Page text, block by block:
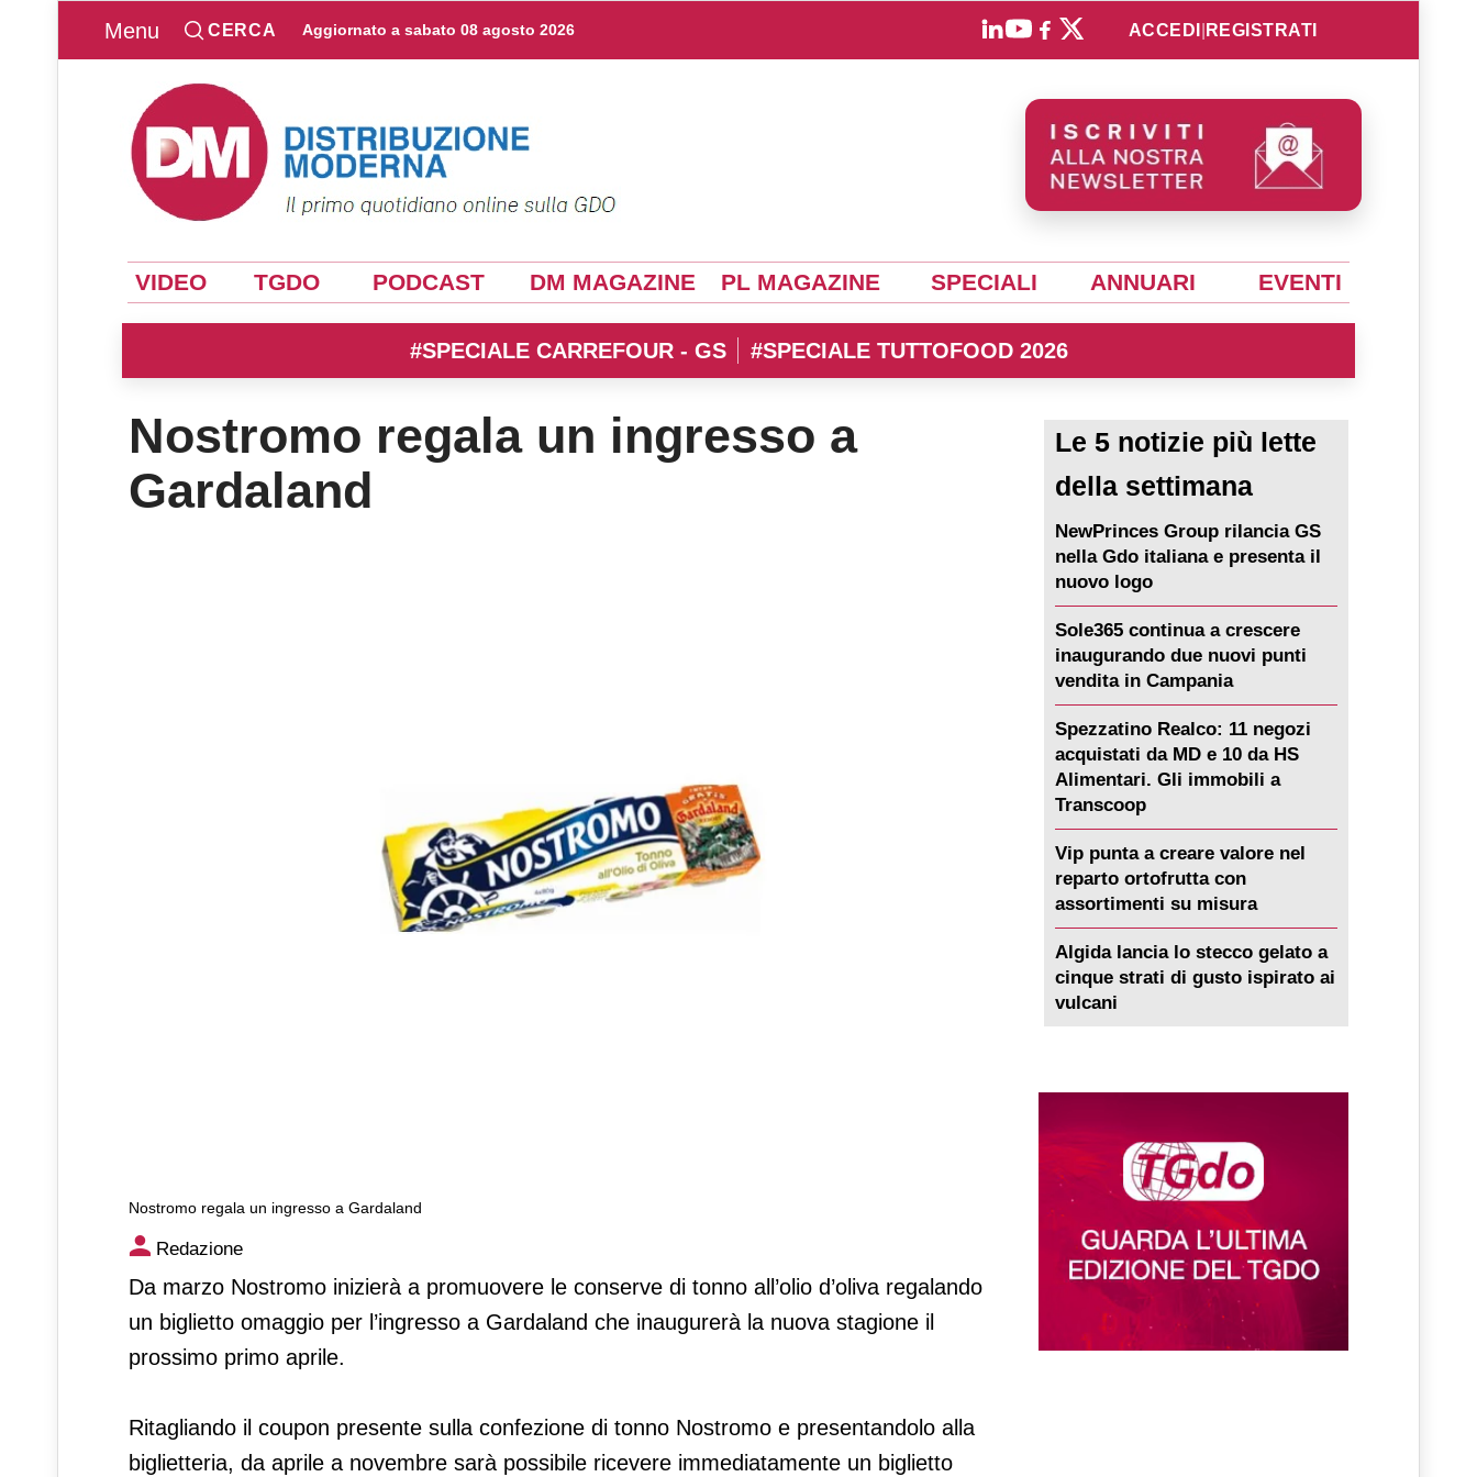
Menu CERCA Aggiornato a sabato 08 agosto 2026 ACCEDI REGISTRATI
VIDEO TGDO PODCAST DM MAGAZINE PL MAGAZINE SPECIALI ANNUARI EVENTI
#SPECIALE CARREFOUR - GS #SPECIALE TUTTOFOOD 2026
Nostromo regala un ingresso a
Gardaland
Nostromo regala un ingresso a Gardaland
Nostromo regala un ingresso a Gardaland
Redazione
Da marzo Nostromo inizierà a promuovere le conserve di tonno all’olio d’oliva regalando
un biglietto omaggio per l’ingresso a Gardaland che inaugurerà la nuova stagione il
prossimo primo aprile.
Ritagliando il coupon presente sulla confezione di tonno Nostromo e presentandolo alla
biglietteria, da aprile a novembre sarà possibile ricevere immediatamente un biglietto
Le 5 notizie più lette
della settimana
NewPrinces Group rilancia GS
nella Gdo italiana e presenta il
nuovo logo
Sole365 continua a crescere
inaugurando due nuovi punti
vendita in Campania
Spezzatino Realco: 11 negozi
acquistati da MD e 10 da HS
Alimentari. Gli immobili a
Transcoop
Vip punta a creare valore nel
reparto ortofrutta con
assortimenti su misura
Algida lancia lo stecco gelato a
cinque strati di gusto ispirato ai
vulcani